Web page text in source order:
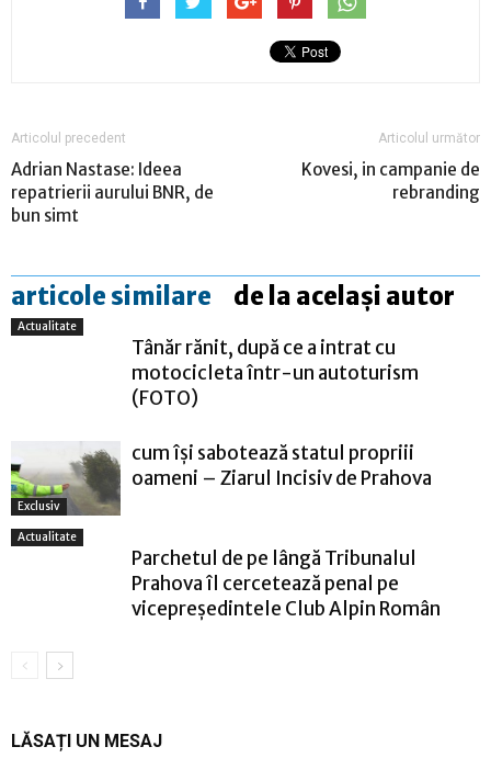
Articolul precedent
Adrian Nastase: Ideea
repatrierii aurului BNR, de
bun simt
Articolul următor
Kovesi, in campanie de
rebranding
articole similare de la același autor
Actualitate
Tânăr rănit, după ce a intrat cu
motocicleta într-un autoturism
(FOTO)
Exclusiv
cum își sabotează statul propriii
oameni – Ziarul Incisiv de Prahova
Actualitate
Parchetul de pe lângă Tribunalul
Prahova îl cercetează penal pe
vicepreședintele Club Alpin Român
LĂSAȚI UN MESAJ